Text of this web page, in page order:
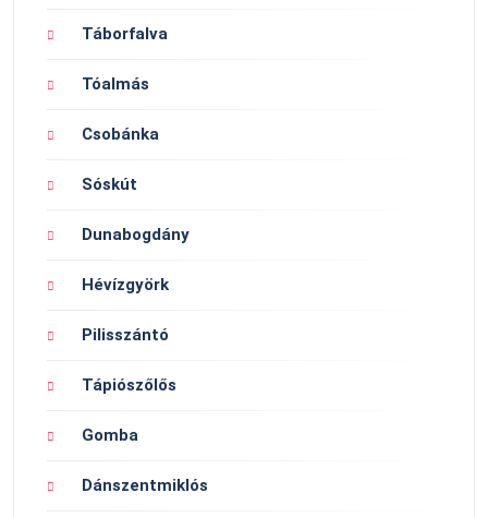
Táborfalva
Tóalmás
Csobánka
Sóskút
Dunabogdány
Hévízgyörk
Pilisszántó
Tápiószőlős
Gomba
Dánszentmiklós